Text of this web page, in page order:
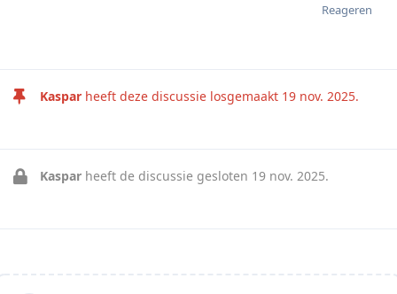
Reageren
Kaspar heeft deze discussie losgemaakt 19 nov. 2025.
Kaspar heeft de discussie gesloten 19 nov. 2025.